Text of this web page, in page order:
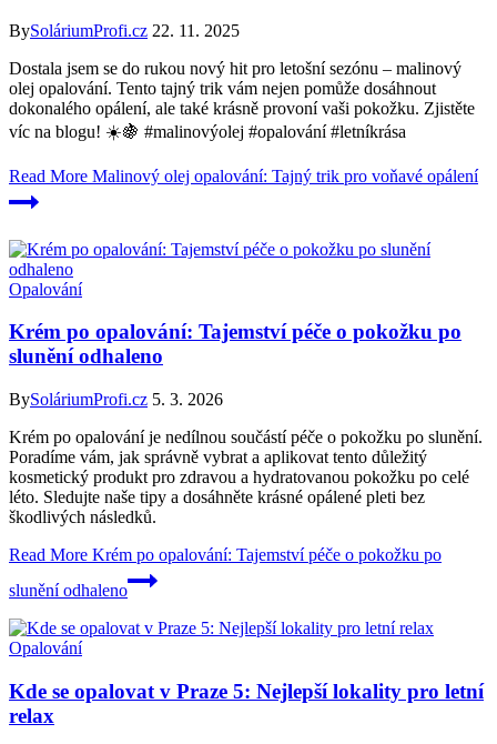
BySoláriumProfi.cz 22. 11. 2025
Dostala jsem se do rukou nový hit pro letošní sezónu – malinový
olej opalování. Tento tajný trik vám nejen pomůže dosáhnout
dokonalého opálení, ale také krásně provoní vaši pokožku. Zjistěte
víc na blogu! ☀️🍇 #malinovýolej #opalování #letníkrása
Read More Malinový olej opalování: Tajný trik pro voňavé opálení
Opalování
Krém po opalování: Tajemství péče o pokožku po
slunění odhaleno
BySoláriumProfi.cz 5. 3. 2026
Krém po opalování je nedílnou součástí péče o pokožku po slunění.
Poradíme vám, jak správně vybrat a aplikovat tento důležitý
kosmetický produkt pro zdravou a hydratovanou pokožku po celé
léto. Sledujte naše tipy a dosáhněte krásné opálené pleti bez
škodlivých následků.
Read More Krém po opalování: Tajemství péče o pokožku po
slunění odhaleno
Opalování
Kde se opalovat v Praze 5: Nejlepší lokality pro letní
relax